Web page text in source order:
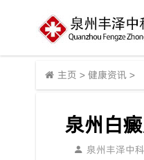
主页 > 健康资讯 >
泉州白
泉州丰泽中